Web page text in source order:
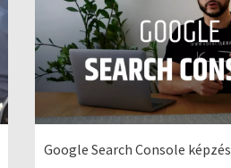
Google Search Console képzés